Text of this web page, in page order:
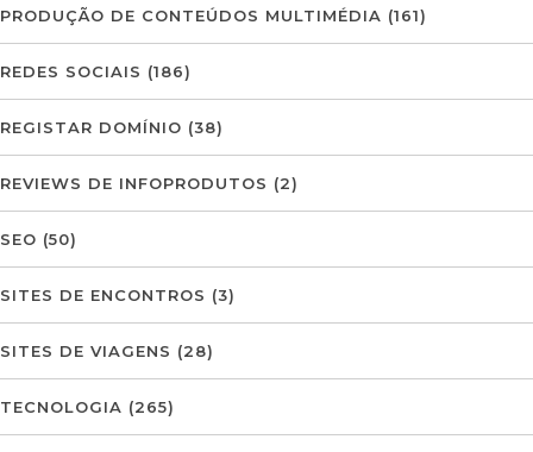
PRODUÇÃO DE CONTEÚDOS MULTIMÉDIA (161)
REDES SOCIAIS (186)
REGISTAR DOMÍNIO (38)
REVIEWS DE INFOPRODUTOS (2)
SEO (50)
SITES DE ENCONTROS (3)
SITES DE VIAGENS (28)
TECNOLOGIA (265)